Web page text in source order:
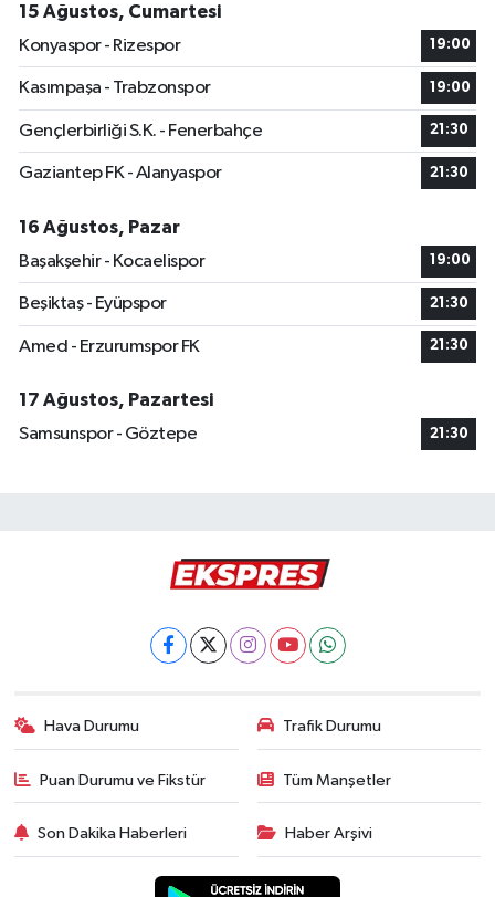
15 Ağustos, Cumartesi
Konyaspor - Rizespor
19:00
Kasımpaşa - Trabzonspor 19:00
Gençlerbirliği S.K. - Fenerbahçe 21:30
Gaziantep FK - Alanyaspor 21:30
16 Ağustos, Pazar
Başakşehir - Kocaelispor
19:00
Beşiktaş - Eyüpspor 21:30
Amed - Erzurumspor FK 21:30
17 Ağustos, Pazartesi
Samsunspor - Göztepe
21:30
Hava Durumu Trafik Durumu
Puan Durumu ve Fikstür Tüm Manşetler
Son Dakika Haberleri Haber Arşivi